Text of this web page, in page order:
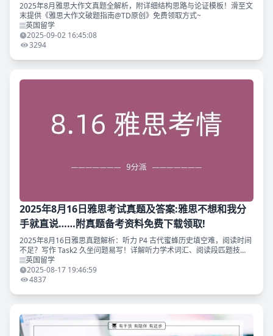
2025年8月雅思大作文真题全解析，附详细结构思路与论证模板！滑至文
末提供《雅思大作文破题指南@TD原创》免费领取方式~
英国留学
2025-09-02 16:45:08
3294
2025年8月16日雅思考试真题及答案:雅思不想和我分
手就直说……附真题备考资料免费下载领取!
2025年8月16日雅思真题解析：听力 P4 古代蜜蜂历史填空难，阅读时间
不足？写作 Task2 久坐问题易写！详解听力学术词汇、阅读段匹题技
巧、写作高分框架，滑质文末附雅思真题备考资料免费下载领取~
英国留学
2025-08-17 19:46:59
4837